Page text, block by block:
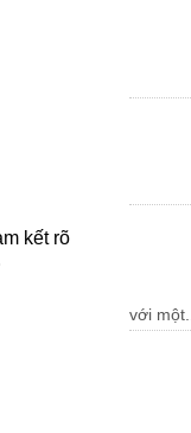
kết rõ
với một...